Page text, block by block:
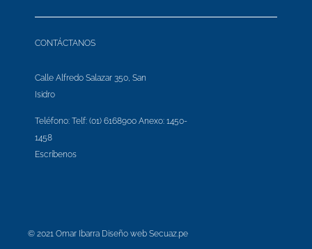
CONTÁCTANOS
Calle Alfredo Salazar 350, San
Isidro
Teléfono: Telf: (01) 6168900 Anexo: 1450-
1458
Escríbenos
© 2021 Omar Ibarra Diseño web Secuaz.pe